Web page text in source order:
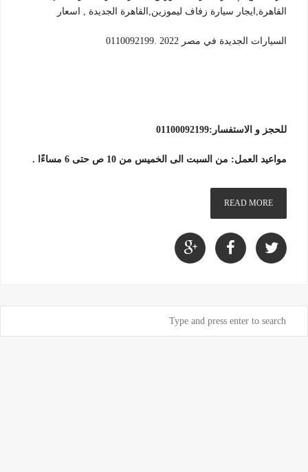
القاهرة,ايجار سيارة زفاف ليموزين,القاهرة الجديدة , اسعار
السيارات الجديدة في مصر 2022 .0110092199
للحجز و الاستفسار:01100092199
مواعيد العمل: من السبت الى الخميس من 10 ص حتى 6 مساءًا .
READ MORE